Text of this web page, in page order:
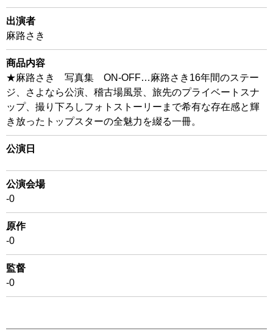
出演者
麻路さき
商品内容
★麻路さき 写真集 ON-OFF…麻路さき16年間のステー
ジ、さよなら公演、稽古場風景、旅先のプライベートスナ
ップ、撮り下ろしフォトストーリーまで希有な存在感と輝
き放ったトップスターの全魅力を綴る一冊。
公演日
公演会場
-0
原作
-0
監督
-0